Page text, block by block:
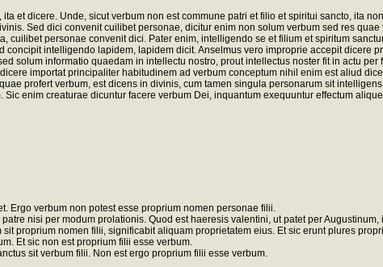
et dicere. Unde, sicut verbum non est commune patri et filio et spiritui sancto, ita
Sed dici convenit cuilibet personae, dicitur enim non solum verbum sed res
personae convenit dici. Pater enim, intelligendo se et filium et spiritum
intelligendo lapidem, lapidem dicit. Anselmus vero improprie accepit dicere
solum informatio quaedam in intellectu nostro, prout intellectus noster fit in actu
importat principaliter habitudinem ad verbum conceptum nihil enim est aliud
profert verbum, est dicens in divinis, cum tamen singula personarum sit
enim creaturae dicuntur facere verbum Dei, inquantum exequuntur effectum
Ergo verbum non potest esse proprium nomen personae filii.
nisi per modum prolationis. Quod est haeresis valentini, ut patet per Augustinum,
proprium nomen filii, significabit aliquam proprietatem eius. Et sic erunt plures
Et sic non est proprium filii esse verbum.
sit verbum filii. Non est ergo proprium filii esse verbum.